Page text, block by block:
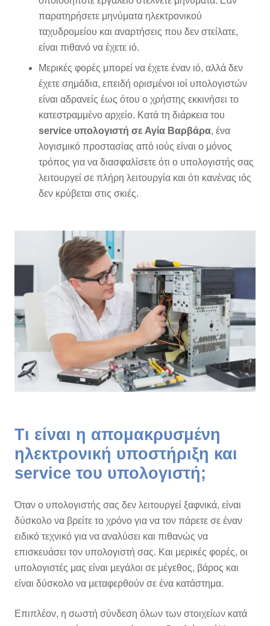
παρατηρήσετε μηνύματα ηλεκτρονικού
ταχυδρομείου και αναρτήσεις που δεν στείλατε,
είναι πιθανό να έχετε ιό.
Μερικές φορές μπορεί να έχετε έναν ιό, αλλά δεν
έχετε σημάδια, επειδή ορισμένοι ιοί υπολογιστών
είναι αδρανείς έως ότου ο χρήστης εκκινήσει το
κατεστραμμένο αρχείο. Κατά τη διάρκεια του
service υπολογιστή σε Αγία Βαρβάρα, ένα
λογισμικό προστασίας από ιούς είναι ο μόνος
τρόπος για να διασφαλίσετε ότι ο υπολογιστής σας
λειτουργεί σε πλήρη λειτουργία και ότι κανένας ιός
δεν κρύβεται στις σκιές.
Τι είναι η απομακρυσμένη
ηλεκτρονική υποστήριξη και
service του υπολογιστή;
Όταν ο υπολογιστής σας δεν λειτουργεί ξαφνικά, είναι
δύσκολο να βρείτε το χρόνο για να τον πάρετε σε έναν
ειδικό τεχνικό για να αναλύσει και πιθανώς να
επισκευάσει τον υπολογιστή σας. Και μερικές φορές, οι
υπολογιστές μας είναι μεγάλοι σε μέγεθος, βάρος και
είναι δύσκολο να μεταφερθούν σε ένα κατάστημα.
Επιπλέον, η σωστή σύνδεση όλων των στοιχείων κατά